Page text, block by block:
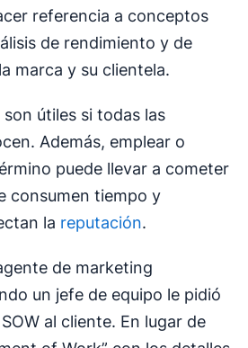
referencia a conceptos
de rendimiento y de
marca y su clientela.
útiles si todas las
Además, emplear o
puede llevar a cometer
consumen tiempo y
la reputación.
de marketing
un jefe de equipo le pidió
al cliente. En lugar de